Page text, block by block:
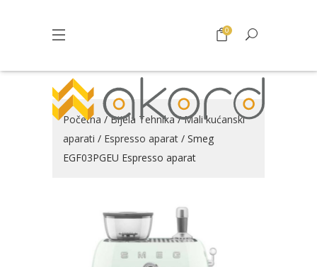
0
Početna /Bijela Tehnika/Mali kućanski
aparati / Espresso aparat / Smeg
EGF03PGEU Espresso aparat